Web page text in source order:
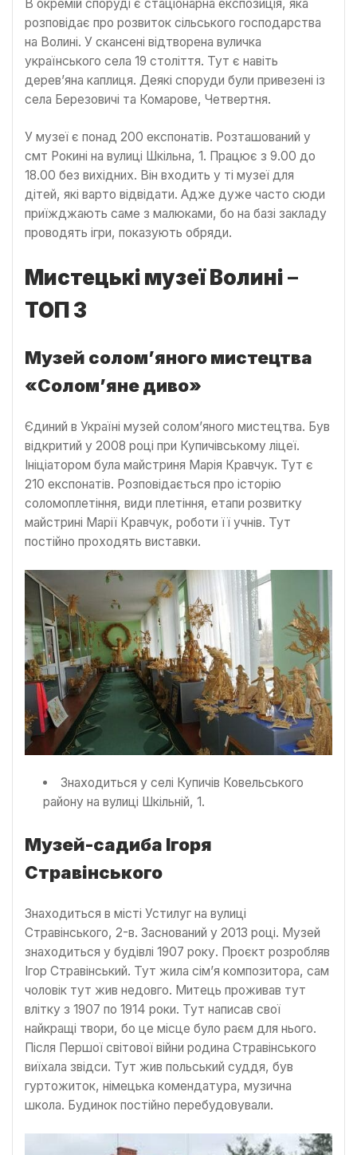
В окремій споруді є стаціонарна експозиція, яка
розповідає про розвиток сільського господарства
на Волині. У скансені відтворена вуличка
українського села 19 століття. Тут є навіть
дерев’яна каплиця. Деякі споруди були привезені із
села Березовичі та Комарове, Четвертня.
У музеї є понад 200 експонатів. Розташований у
смт Рокині на вулиці Шкільна, 1. Працює з 9.00 до
18.00 без вихідних. Він входить у ті музеї для
дітей, які варто відвідати. Адже дуже часто сюди
приїжджають саме з малюками, бо на базі закладу
проводять ігри, показують обряди.
Мистецькі музеї Волині–
ТОП 3
Музей солом’яного мистецтва
«Солом’яне диво»
Єдиний в Україні музей солом’яного мистецтва. Був
відкритий у 2008 році при Купичівському ліцеї.
Ініціатором була майстриня Марія Кравчук. Тут є
210 експонатів. Розповідається про історію
соломоплетіння, види плетіння, етапи розвитку
майстрині Марії Кравчук, роботи її учнів. Тут
постійно проходять виставки.
Знаходиться у селі Купичів Ковельського
району на вулиці Шкільній, 1.
Музей-садиба Ігоря
Стравінського
Знаходиться в місті Устилуг на вулиці
Стравінського, 2-в. Заснований у 2013 році. Музей
знаходиться у будівлі 1907 року. Проєкт розробляв
Ігор Стравінський. Тут жила сім’я композитора, сам
чоловік тут жив недовго. Митець проживав тут
влітку з 1907 по 1914 роки. Тут написав свої
найкращі твори, бо це місце було раєм для нього.
Після Першої світової війни родина Стравінського
виїхала звідси. Тут жив польський суддя, був
гуртожиток, німецька комендатура, музична
школа. Будинок постійно перебудовували.